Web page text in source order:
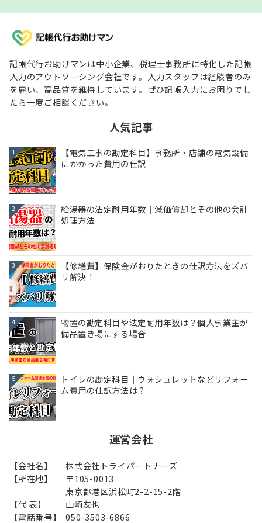
記帳代行お助けマンは中小企業、税理士事務所に特化した記帳
入力のアウトソーシング会社です。入力スタッフは経験者のみ
を雇い、高品質を維持しています。ぜひ記帳入力にお困りでし
たら一度ご相談ください。
人気記事
1
【電気工事の勘定科目】事務所・店舗の電気設備
にかかった費用の仕訳
2
給湯器の法定耐用年数｜減価償却とその他の会計
処理方法
3
【修繕費】保険金がおりたときの仕訳方法をズバ
リ解決！
4
物置の勘定科目や法定耐用年数は？個人事業主が
備品置き場にする場合
5
トイレの勘定科目｜ウォシュレットなどリフォー
ム費用の仕訳方法は？
運営会社
【会社名】
株式会社トライパートナーズ
【所在地】
〒105-0013
東京都港区浜松町2-2-15-2階
【代 表】
山崎友也
【電話番号】
050-3503-6866